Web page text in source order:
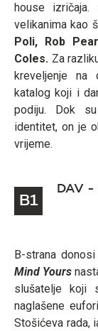
house
velikanima kao
Poli, Rob
Coles. Za
kreveljenje na
katalog koji i
podiju. Dok
identitet, on je
vrijeme.
B1
DAV -
B-strana
Mind Yours
slušatelje koji
naglašene
Stošićeva rada,